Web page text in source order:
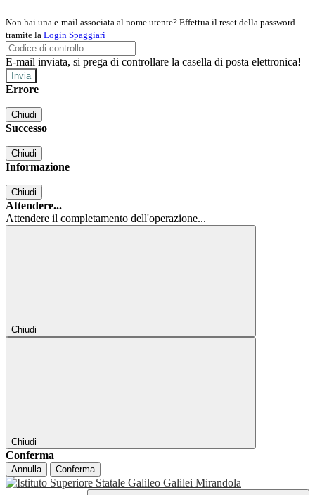
Non hai una e-mail associata al nome utente? Effettua il reset della password
tramite la Login Spaggiari
E-mail inviata, si prega di controllare la casella di posta elettronica!
Errore
Chiudi
Successo
Chiudi
Informazione
Chiudi
Attendere...
Attendere il completamento dell'operazione...
Chiudi
Chiudi
Conferma
Annulla Conferma